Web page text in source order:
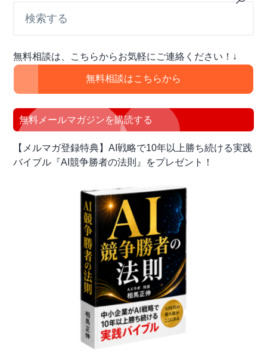
初
の
イ
バ
ー
無料相談は、こちらからお気軽にご連絡ください！↓
無料相談はこちらから
無料メールマガジンを購読する
【メルマガ登録特典】AI戦略で10年以上勝ち続ける実践
バイブル『AI競争勝者の法則』をプレゼント！